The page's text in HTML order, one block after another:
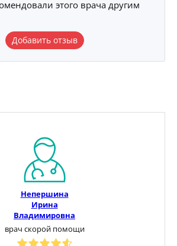
этого врача другим
Добавить отзыв
Непершина
Ирина
Владимировна
врач скорой помощи